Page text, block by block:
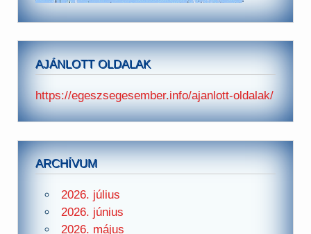
AJÁNLOTT OLDALAK
https://egeszsegesember.info/ajanlott-oldalak/
ARCHÍVUM
2026. július
2026. június
2026. május